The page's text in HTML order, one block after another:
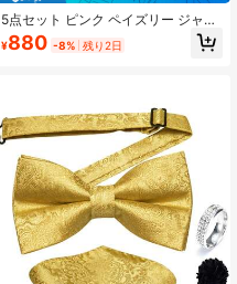
5点セット ピンク ペイズリー ジャカ
ード メンズアクセサリーセット、蝶
ネクタイ ポケットチーフ カフスボタ
¥880 -8% 残り2日